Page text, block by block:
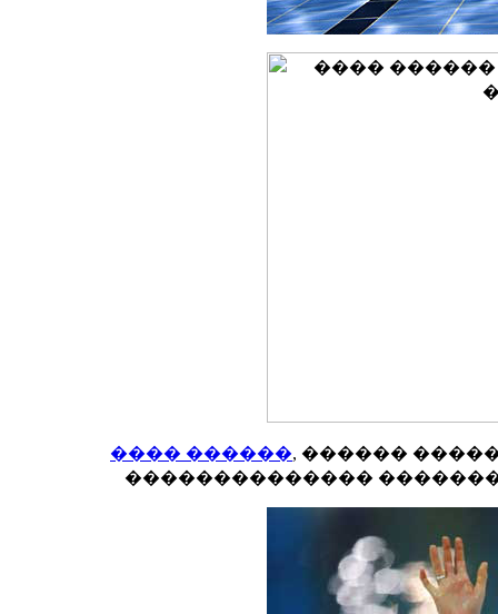
���� ������, ������
�������������� �������